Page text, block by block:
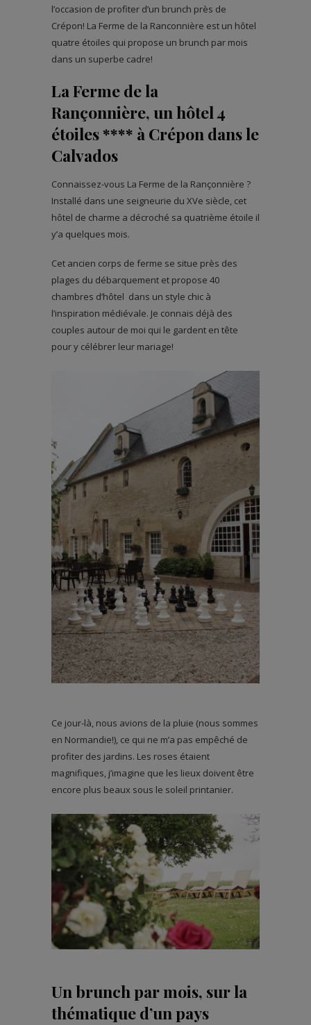
l’occasion de profiter d’un brunch près de
Crépon! La Ferme de la Ranconnière est un hôtel
quatre étoiles qui propose un brunch par mois
dans un superbe cadre!
La Ferme de la
Rançonnière, un hôtel 4
étoiles **** à Crépon dans le
Calvados
Connaissez-vous La Ferme de la Rançonnière ?
Installé dans une seigneurie du XVe siècle, cet
hôtel de charme a décroché sa quatrième étoile il
y’a quelques mois.
Cet ancien corps de ferme se situe près des
plages du débarquement et propose 40
chambres d’hôtel dans un style chic à
l’inspiration médiévale. Je connais déjà des
couples autour de moi qui le gardent en tête
pour y célébrer leur mariage!
Ce jour-là, nous avions de la pluie (nous sommes
en Normandie!), ce qui ne m’a pas empêché de
profiter des jardins. Les roses étaient
magnifiques, j’imagine que les lieux doivent être
encore plus beaux sous le soleil printanier.
Un brunch par mois, sur la
thématique d’un pays